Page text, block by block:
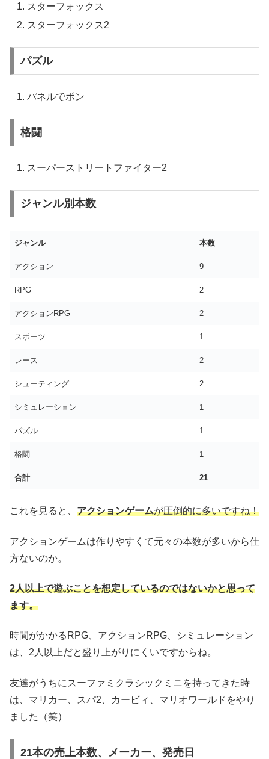
スターフォックス
スターフォックス2
パズル
パネルでポン
格闘
スーパーストリートファイター2
ジャンル別本数
ジャンル 本数
アクション 9
RPG 2
アクションRPG 2
スポーツ 1
レース 2
シューティング 2
シミュレーション 1
パズル 1
格闘 1
合計 21
これを見ると、 アクションゲームが圧倒的に多いですね！
アクションゲームは作りやすくて元々の本数が多いから仕
方ないのか。
2人以上で遊ぶことを想定しているのではないかと思って
ます。
時間がかかるRPG、アクションRPG、シミュレーション
は、2人以上だと盛り上がりにくいですからね。
友達がうちにスーファミクラシックミニを持ってきた時
は、マリカー、スパ2、カービィ、マリオワールドをやり
ました（笑）
21本の売上本数、メーカー、発売日